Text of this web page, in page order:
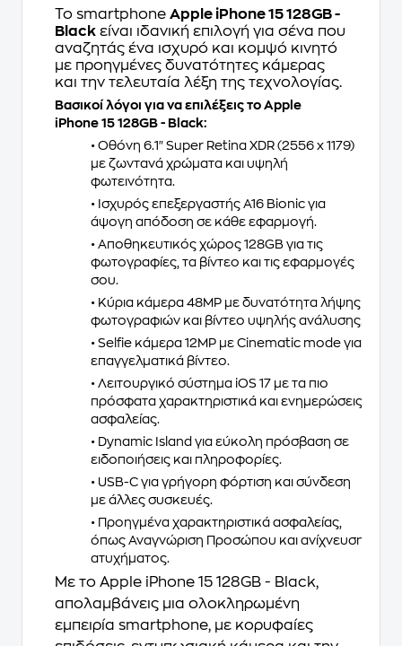
Το smartphone Apple iPhone 15 128GB -
Black είναι ιδανική επιλογή για σένα που
αναζητάς ένα ισχυρό και κομψό κινητό
με προηγμένες δυνατότητες κάμερας
και την τελευταία λέξη της τεχνολογίας.
Βασικοί λόγοι για να επιλέξεις το Apple
iPhone 15 128GB - Black:
• Οθόνη 6.1" Super Retina XDR (2556 x 1179)
με ζωντανά χρώματα και υψηλή
φωτεινότητα.
• Ισχυρός επεξεργαστής A16 Bionic για
άψογη απόδοση σε κάθε εφαρμογή.
• Αποθηκευτικός χώρος 128GB για τις
φωτογραφίες, τα βίντεο και τις εφαρμογές
σου.
• Κύρια κάμερα 48MP με δυνατότητα λήψης
φωτογραφιών και βίντεο υψηλής ανάλυσης.
• Selfie κάμερα 12MP με Cinematic mode για
επαγγελματικά βίντεο.
• Λειτουργικό σύστημα iOS 17 με τα πιο
πρόσφατα χαρακτηριστικά και ενημερώσεις
ασφαλείας.
• Dynamic Island για εύκολη πρόσβαση σε
ειδοποιήσεις και πληροφορίες.
• USB-C για γρήγορη φόρτιση και σύνδεση
με άλλες συσκευές.
• Προηγμένα χαρακτηριστικά ασφαλείας,
όπως Αναγνώριση Προσώπου και ανίχνευση
ατυχήματος.
Με το Apple iPhone 15 128GB - Black,
απολαμβάνεις μια ολοκληρωμένη
εμπειρία smartphone, με κορυφαίες